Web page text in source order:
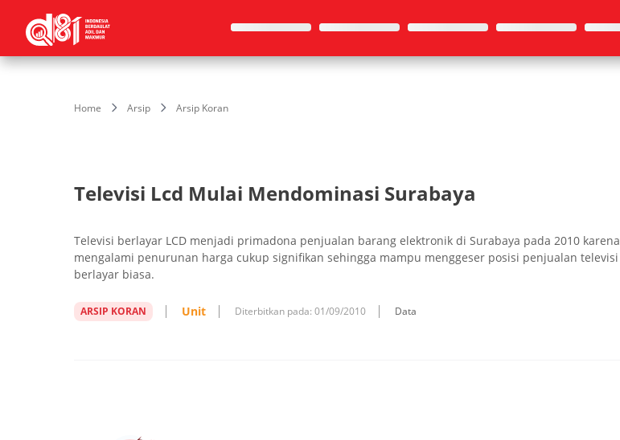
Home Arsip Arsip Koran
Televisi Lcd Mulai Mendominasi Surabaya
Televisi berlayar LCD menjadi primadona penjualan barang elektronik di Surabaya pada 2010 karena
mengalami penurunan harga cukup signifikan sehingga mampu menggeser posisi penjualan televisi
berlayar biasa.
ARSIP KORAN Unit Diterbitkan pada: 01/09/2010 Data